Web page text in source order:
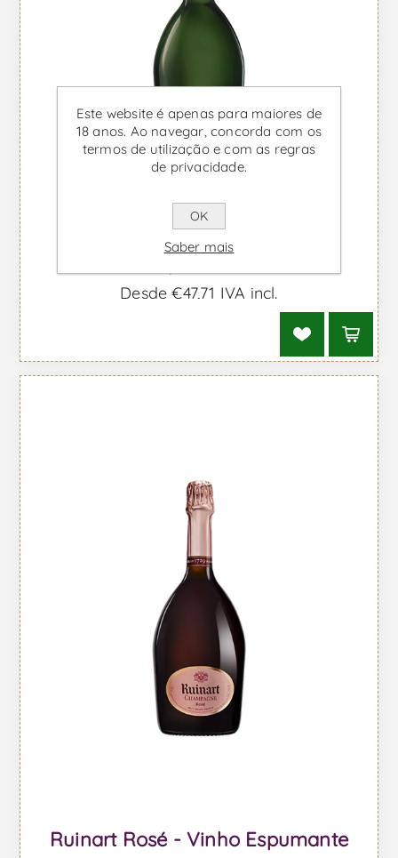
Ruinart Brut 375ml - Vinho
Desde €47,71 IVA incl.
Ruinart Rosé - Vinho Espumante
Este website é apenas para maiores de
18 anos. Ao navegar, concorda com os
termos de utilização e com as regras
de privacidade.
OK
Saber mais